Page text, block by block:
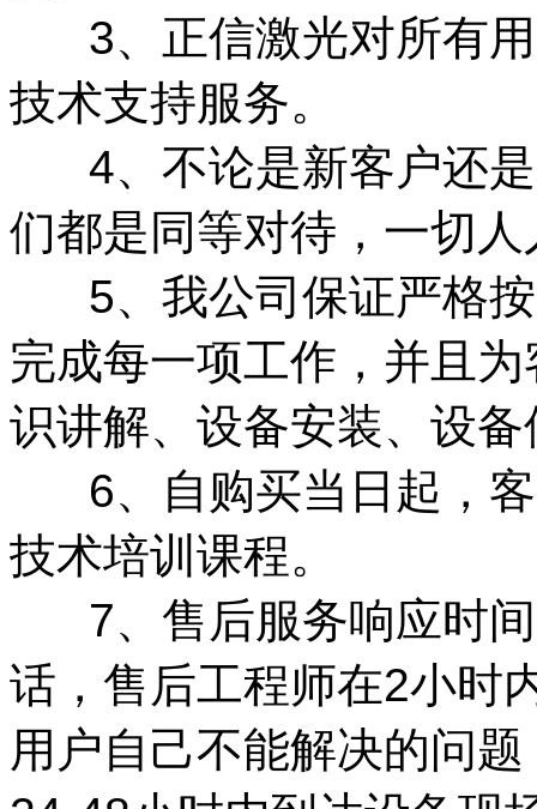
3、正信激光对所有用
技术支持服务。
4、不论是新客户还是
们都是同等对待，一切
5、我公司保证严格按
完成每一项工作，并且
识讲解、设备安装、设
6、自购买当日起，客
技术培训课程。
7、售后服务响应时间
话，售后工程师在2小时
用户自己不能解决的问